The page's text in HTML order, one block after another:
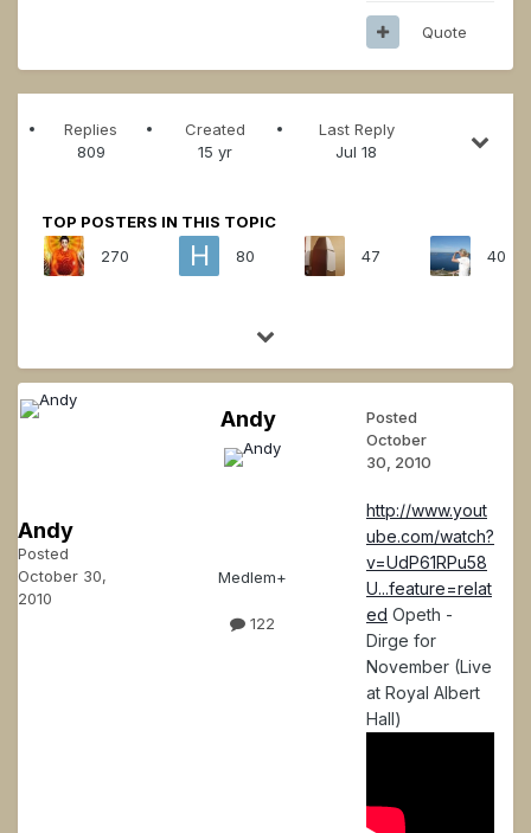
Quote
Replies
809
Created
15 yr
Last Reply
Jul 18
TOP POSTERS IN THIS TOPIC
270
80 47 40
Andy
Posted
October 30,
2010
Andy
Medlem+
122
Posted
October
30, 2010
http://www.yout
ube.com/watch?
v=UdP61RPu58
U...feature=relat
ed Opeth -
Dirge for
November (Live
at Royal Albert
Hall)